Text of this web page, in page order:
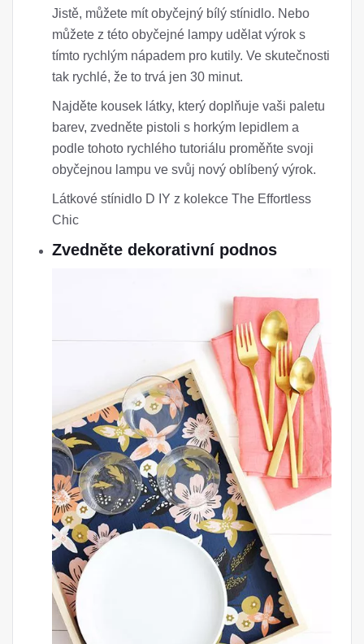
Jistě, můžete mít obyčejný bílý stínidlo. Nebo
můžete z této obyčejné lampy udělat výrok s
tímto rychlým nápadem pro kutily. Ve skutečnosti
tak rychlé, že to trvá jen 30 minut.
Najděte kousek látky, který doplňuje vaši paletu
barev, zvedněte pistoli s horkým lepidlem a
podle tohoto rychlého tutoriálu proměňte svoji
obyčejnou lampu ve svůj nový oblíbený výrok.
Látkové stínidlo D IY z kolekce The Effortless
Chic
Zvedněte dekorativní podnos